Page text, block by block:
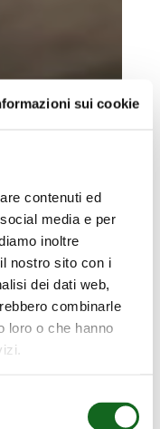
sui cookie
contenuti ed
media e per
inoltre
nostro sito con i
dei dati web,
combinarle
loro o che hanno